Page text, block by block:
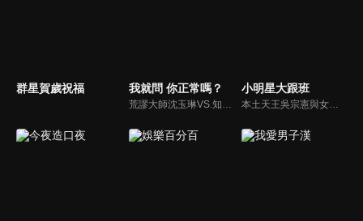
群星賀歲祝福 我就問 你正常嗎？ 小明星大跟班
本土天王吳宗憲與女兒吳姍儒（Sandy）搭檔主持，每集邀請來賓暢談演藝圈大小事，父女檔聯手笑果十足，老梗搭上新世代，最新組合強勢登場！